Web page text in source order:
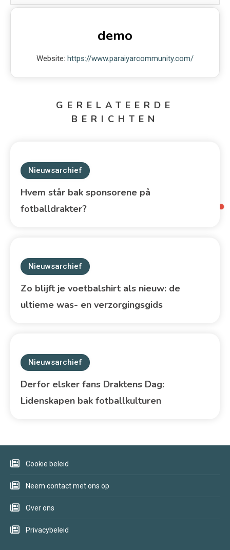
demo
Website: https://www.paraiyarcommunity.com/
GERELATEERDE
BERICHTEN
Nieuwsarchief
Hvem står bak sponsorene på
fotballdrakter?
Nieuwsarchief
Zo blijft je voetbalshirt als nieuw: de
ultieme was- en verzorgingsgids
Nieuwsarchief
Derfor elsker fans Draktens Dag:
Lidenskapen bak fotballkulturen
Cookie beleid
Neem contact met ons op
Over ons
Privacybeleid